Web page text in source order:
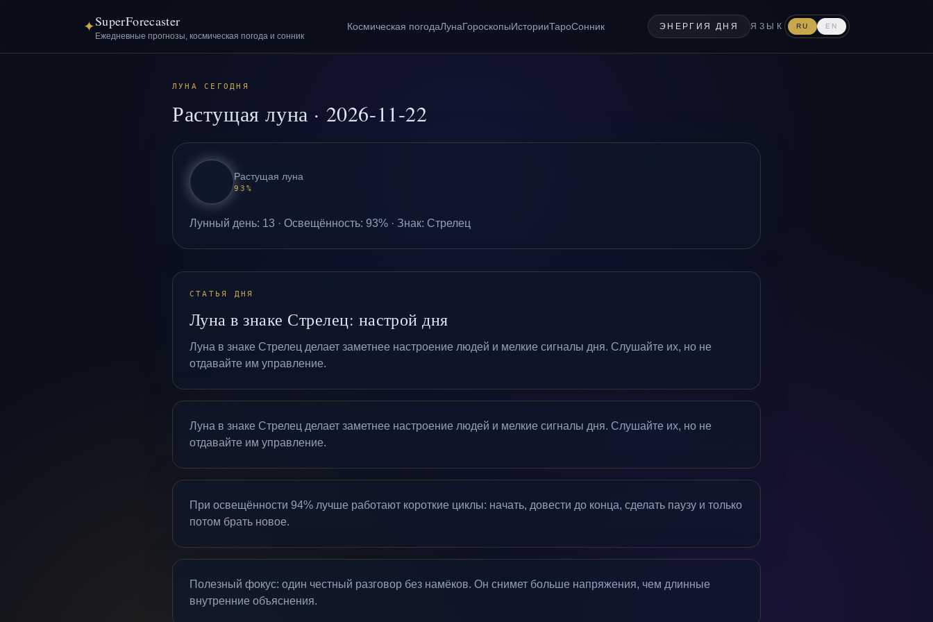
✦SuperForecaster
Ежедневные прогнозы, космическая погода и сонник
Космическая погодаЛунаГороскопыИсторииТароСонник ЭНЕРГИЯ ДНЯ ЯЗЫК RU EN
ЛУНА СЕГОДНЯ
Растущая луна · 2026-11-22
Растущая луна
93%
Лунный день: 13 · Освещённость: 93% · Знак: Стрелец
СТАТЬЯ ДНЯ
Луна в знаке Стрелец: настрой дня
Луна в знаке Стрелец делает заметнее настроение людей и мелкие сигналы дня. Слушайте их, но не
отдавайте им управление.
Луна в знаке Стрелец делает заметнее настроение людей и мелкие сигналы дня. Слушайте их, но не
отдавайте им управление.
При освещённости 94% лучше работают короткие циклы: начать, довести до конца, сделать паузу и только
потом брать новое.
Полезный фокус: один честный разговор без намёков. Он снимет больше напряжения, чем длинные
внутренние объяснения.